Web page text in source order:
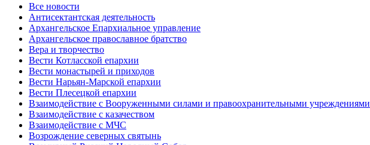
Все новости
Антисектантская деятельность
Архангельское Епархиальное управление
Архангельское православное братство
Вера и творчество
Вести Котласской епархии
Вести монастырей и приходов
Вести Нарьян-Марской епархии
Вести Плесецкой епархии
Взаимодействие с Вооруженными силами и правоохранительными учреждениями
Взаимодействие с казачеством
Взаимодействие с МЧС
Возрождение северных святынь